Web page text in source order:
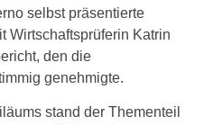
selbst präsentierte
Wirtschaftsprüferin Katrin
den die
genehmigte.
stand der Thementeil